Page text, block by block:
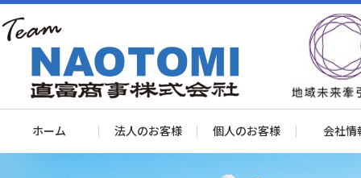
ホーム 法人のお客様 個人のお客様 会社情